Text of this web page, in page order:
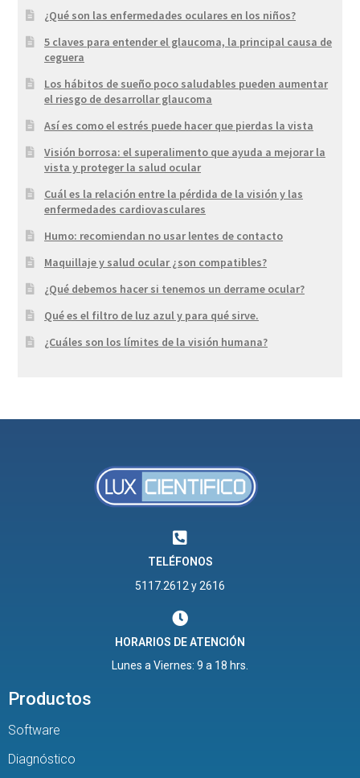
¿Qué son las enfermedades oculares en los niños?
5 claves para entender el glaucoma, la principal causa de
ceguera
Los hábitos de sueño poco saludables pueden aumentar
el riesgo de desarrollar glaucoma
Así es como el estrés puede hacer que pierdas la vista
Visión borrosa: el superalimento que ayuda a mejorar la
vista y proteger la salud ocular
Cuál es la relación entre la pérdida de la visión y las
enfermedades cardiovasculares
Humo: recomiendan no usar lentes de contacto
Maquillaje y salud ocular ¿son compatibles?
¿Qué debemos hacer si tenemos un derrame ocular?
Qué es el filtro de luz azul y para qué sirve.
¿Cuáles son los límites de la visión humana?
TELÉFONOS
5117.2612 y 2616
HORARIOS DE ATENCIÓN
Lunes a Viernes: 9 a 18 hrs.
Productos
Software
Diagnóstico